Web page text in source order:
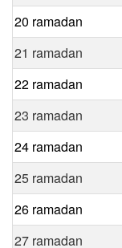
20 ramadan
21 ramadan
22 ramadan
23 ramadan
24 ramadan
25 ramadan
26 ramadan
27 ramadan